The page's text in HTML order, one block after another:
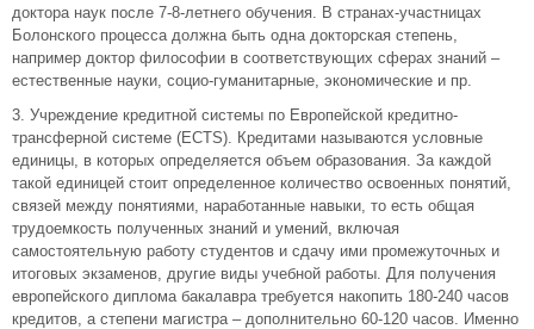
доктора наук после 7-8-летнего обучения. В странах-участницах
Болонского процесса должна быть одна докторская степень,
например доктор философии в соответствующих сферах знаний –
естественные науки, социо-гуманитарные, экономические и пр.
3. Учреждение кредитной системы по Европейской кредитно-
трансферной системе (ECTS). Кредитами называются условные
единицы, в которых определяется объем образования. За каждой
такой единицей стоит определенное количество освоенных понятий,
связей между понятиями, наработанные навыки, то есть общая
трудоемкость полученных знаний и умений, включая
самостоятельную работу студентов и сдачу ими промежуточных и
итоговых экзаменов, другие виды учебной работы. Для получения
европейского диплома бакалавра требуется накопить 180-240 часов
кредитов, а степени магистра – дополнительно 60-120 часов. Именно